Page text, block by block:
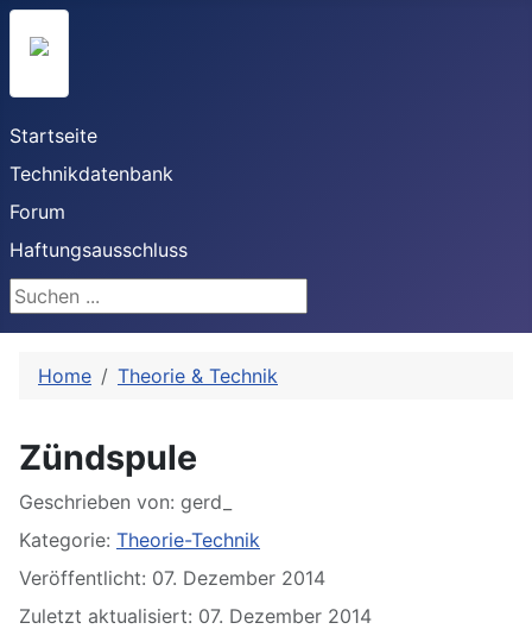
Startseite
Technikdatenbank
Forum
Haftungsausschluss
Suchen ...
Home Theorie & Technik
Zündspule
Details
Geschrieben von: gerd_
Kategorie: Theorie-Technik
Veröffentlicht: 07. Dezember 2014
Zuletzt aktualisiert: 07. Dezember 2014